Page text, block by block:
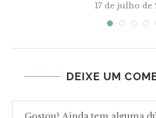
17 de julho de
DEIXE UM